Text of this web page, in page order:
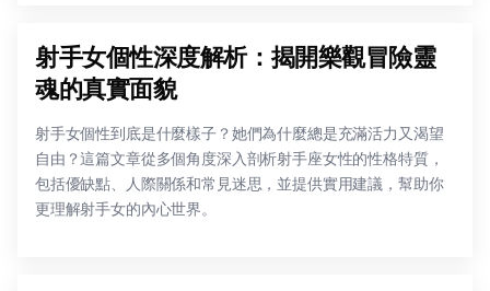
射手女個性深度解析：揭開樂觀冒險靈
魂的真實面貌
射手女個性到底是什麼樣子？她們為什麼總是充滿活力又渴望
自由？這篇文章從多個角度深入剖析射手座女性的性格特質，
包括優缺點、人際關係和常見迷思，並提供實用建議，幫助你
更理解射手女的內心世界。